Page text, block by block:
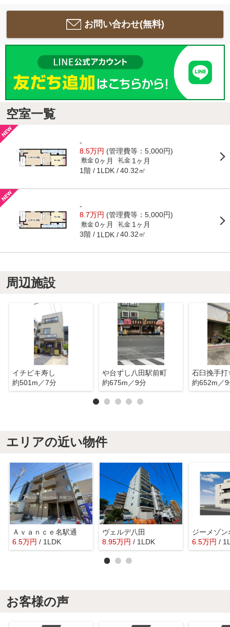
お問い合わせ(無料)
空室一覧
-
8.5万円 (管理費等：5,000円)
敷金 0ヶ月 礼金 1ヶ月
1階 1LDK 40.32㎡
-
8.7万円 (管理費等：5,000円)
敷金 0ヶ月 礼金 1ヶ月
3階 1LDK 40.32㎡
周辺施設
イチビキ寿し
約501m／7分
や台ずし八田駅前町
約675m／9分
約652m／
エリアの近い物件
Ａｖａｎｃｅ名駅通
6.5万円 / 1LDK
ヴェルデ八田
8.95万円 / 1LDK 6.5万円 /
お客様の声